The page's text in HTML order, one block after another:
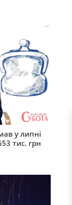
у липні
тис. грн